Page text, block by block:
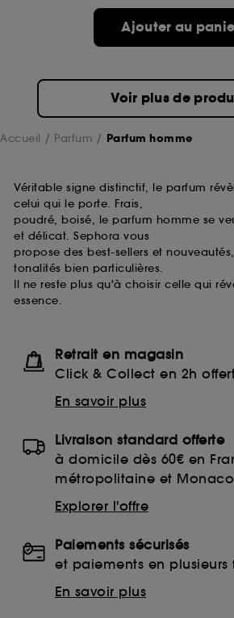
Ajouter au
Voir plus de
Accueil Parfum Parfum homme
Véritable signe distinctif, le parfum
celui qui le porte. Frais,
poudré, boisé, le parfum homme se
et délicat. Sephora vous
propose des best-sellers et
tonalités bien particulières.
Il ne reste plus qu'à choisir celle qui
essence.
Retrait en magasin
Click & Collect en 2h
En savoir plus
Livraison standard offerte
à domicile dès 60€ en
métropolitaine et Monaco
Explorer l'offre
Paiements sécurisés
et paiements en plusieurs
En savoir plus